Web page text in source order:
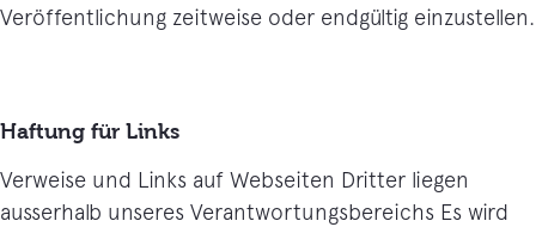
Veröffentlichung zeitweise oder endgültig einzustellen.
Haftung für Links
Verweise und Links auf Webseiten Dritter liegen
ausserhalb unseres Verantwortungsbereichs Es wird